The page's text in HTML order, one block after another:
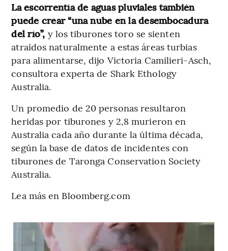
La escorrentía de aguas pluviales también
puede crear “una nube en la desembocadura
del río”, y los tiburones toro se sienten
atraídos naturalmente a estas áreas turbias
para alimentarse, dijo Victoria Camilieri-Asch,
consultora experta de Shark Ethology
Australia.
Un promedio de 20 personas resultaron
heridas por tiburones y 2,8 murieron en
Australia cada año durante la última década,
según la base de datos de incidentes con
tiburones de Taronga Conservation Society
Australia.
Lea más en Bloomberg.com